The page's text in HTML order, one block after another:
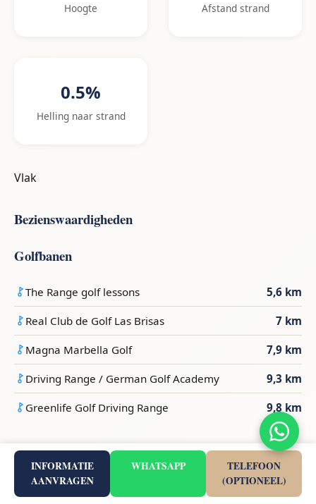
Hoogte Afstand strand
0.5%
Helling naar strand
Vlak
Bezienswaardigheden
Golfbanen
The Range golf lessons 5,6 km
Real Club de Golf Las Brisas 7 km
Magna Marbella Golf 7,9 km
Driving Range / German Golf Academy 9,3 km
Greenlife Golf Driving Range 9,8 km
Stranden
Playa de la Bajadilla 1,2 km
INFORMATIE
AANVRAGEN
WHATSAPP
TELEFOON
(OPTIONEEL)